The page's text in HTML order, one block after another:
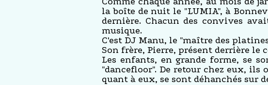
la boîte de nuit le "LUMIA", à
dernière. Chacun des convives
musique.
C'est DJ Manu, le "maître des
Son frère, Pierre, présent derrière le
Les enfants, en grande forme, se
"dancefloor". De retour chez eux, ils
quant à eux, se sont déhanchés sur